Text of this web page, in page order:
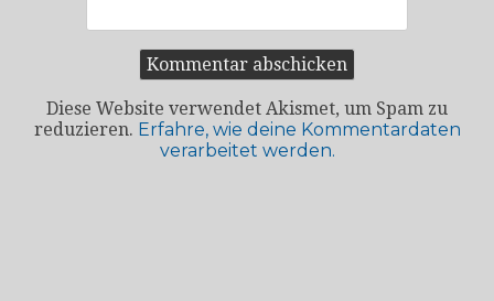
Diese Website verwendet Akismet, um Spam zu
reduzieren. Erfahre, wie deine Kommentardaten
verarbeitet werden.